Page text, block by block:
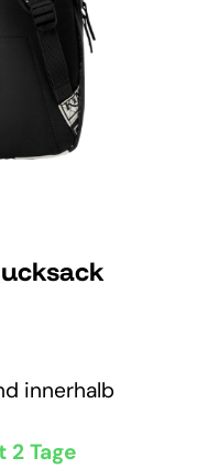
innerhalb
Tage